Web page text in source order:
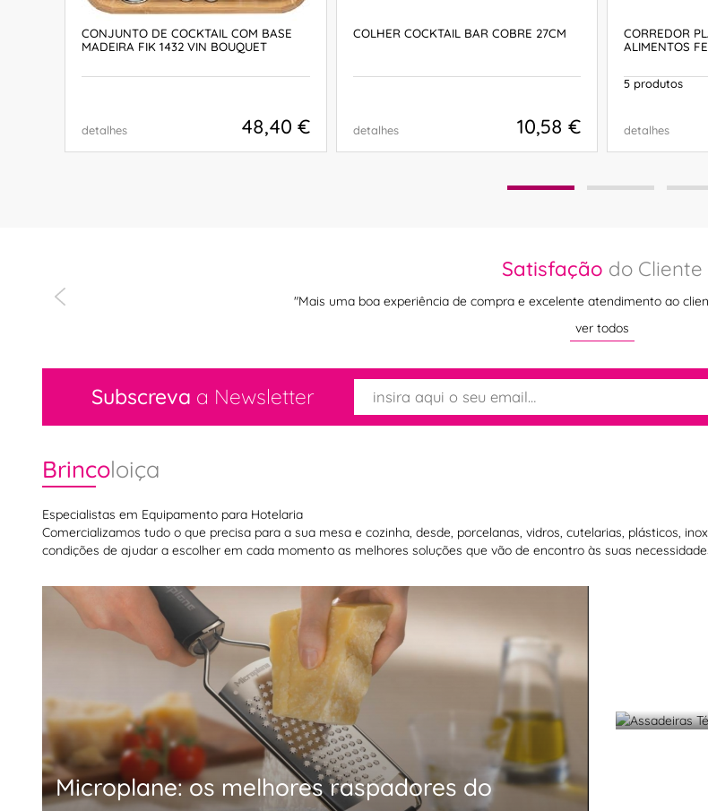
CONJUNTO DE COCKTAIL COM BASE
MADEIRA FIK 1432 VIN BOUQUET
detalhes 48,40 €
COLHER COCKTAIL BAR COBRE 27CM
detalhes 10,58 €
CORREDOR
ALIMENTOS
5 produtos
detalhes
Satisfação do Cliente
"Mais uma boa experiência de compra e excelente atendimento ao
ver todos
Subscreva a Newsletter
Brincoloiça
Especialistas em Equipamento para Hotelaria
Comercializamos tudo o que precisa para a sua mesa e cozinha, desde, porcelanas, vidros, cutelarias, plásticos,
condições de ajudar a escolher em cada momento as melhores soluções que vão de encontro às suas
Microplane: os melhores raspadores do